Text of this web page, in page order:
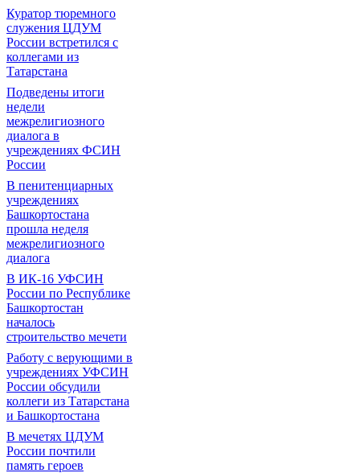
Куратор тюремного
служения ЦДУМ
России встретился с
коллегами из
Татарстана
Подведены итоги
недели
межрелигиозного
диалога в
учреждениях ФСИН
России
В пенитенциарных
учреждениях
Башкортостана
прошла неделя
межрелигиозного
диалога
В ИК-16 УФСИН
России по Республике
Башкортостан
началось
строительство мечети
Работу с верующими в
учреждениях УФСИН
России обсудили
коллеги из Татарстана
и Башкортостана
В мечетях ЦДУМ
России почтили
память героев